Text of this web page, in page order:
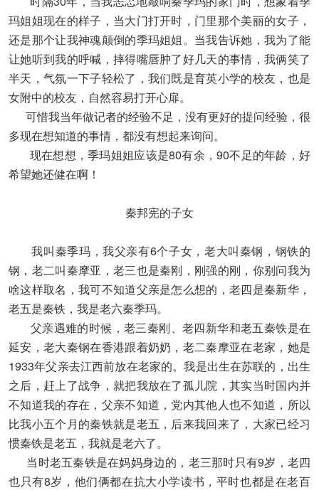
玛姐姐现在的样子，当大门打开时，门里那个美丽的女子，
还是那个让我神魂颠倒的季玛姐姐。当我告诉她，我为了能
让她听到我的呼喊，摔得嘴唇肿了好几天的事情，我俩笑了
半天，气氛一下子轻松了，我们既是育英小学的校友，也是
女附中的校友，自然容易打开心扉。
可惜我当年做记者的经验不足，没有更好的提问经验，很
多现在想知道的事情，都没有想起来询问。
现在想想，季玛姐姐应该是80有余，90不足的年龄，好
希望她还健在啊！
秦邦宪的子女
我叫秦季玛，我父亲有6个子女，老大叫秦钢，钢铁的
钢，老二叫秦摩亚，老三也是秦刚，刚强的刚，你别问我为
啥这样取名，我可不知道父亲是怎么想的，老四是秦新华，
老五是秦铁，我是老六秦季玛。
父亲遇难的时候，老三秦刚、老四新华和老五秦铁是在
延安，老大秦钢在香港跟着奶奶，老二秦摩亚在老家，她是
1933年父亲去江西前放在老家的。我是出生在苏联的，出生
之后，赶上了战争，就把我放在了孤儿院，其实当时国内并
不知道我的存在，父亲不知道，党内其他人也不知道，所以
比我小五个月的秦铁就是老五，后来我回来了，大家已经习
惯秦铁是老五，我就是老六了。
当时老五秦铁是在妈妈身边的，老三那时只有9岁，老四
也只有8岁，他们俩都在抗大小学读书，平时也都是在老百